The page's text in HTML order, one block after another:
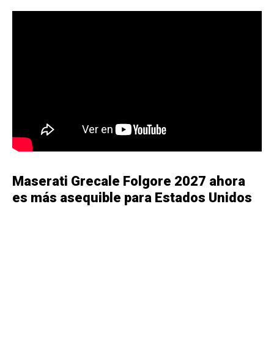
Maserati Grecale Folgore 2027 ahora
es más asequible para Estados Unidos